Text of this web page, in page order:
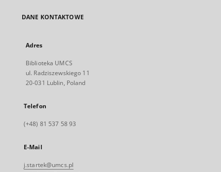
DANE KONTAKTOWE
Adres
Biblioteka UMCS
ul. Radziszewskiego 11
20-031 Lublin, Poland
Telefon
(+48) 81 537 58 93
E-Mail
j.startek@umcs.pl